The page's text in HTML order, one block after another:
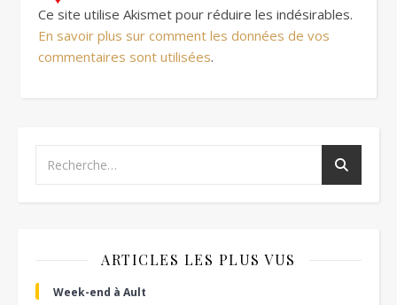
Ce site utilise Akismet pour réduire les indésirables.
En savoir plus sur comment les données de vos
commentaires sont utilisées.
ARTICLES LES PLUS VUS
Week-end à Ault